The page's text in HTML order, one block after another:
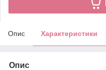
Опис Характеристики
Опис